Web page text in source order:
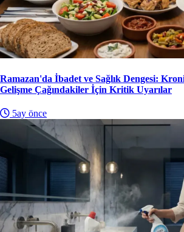
Ramazan'da İbadet ve Sağlık Dengesi:
Gelişme Çağındakiler İçin Kritik Uyarılar
5ay önce